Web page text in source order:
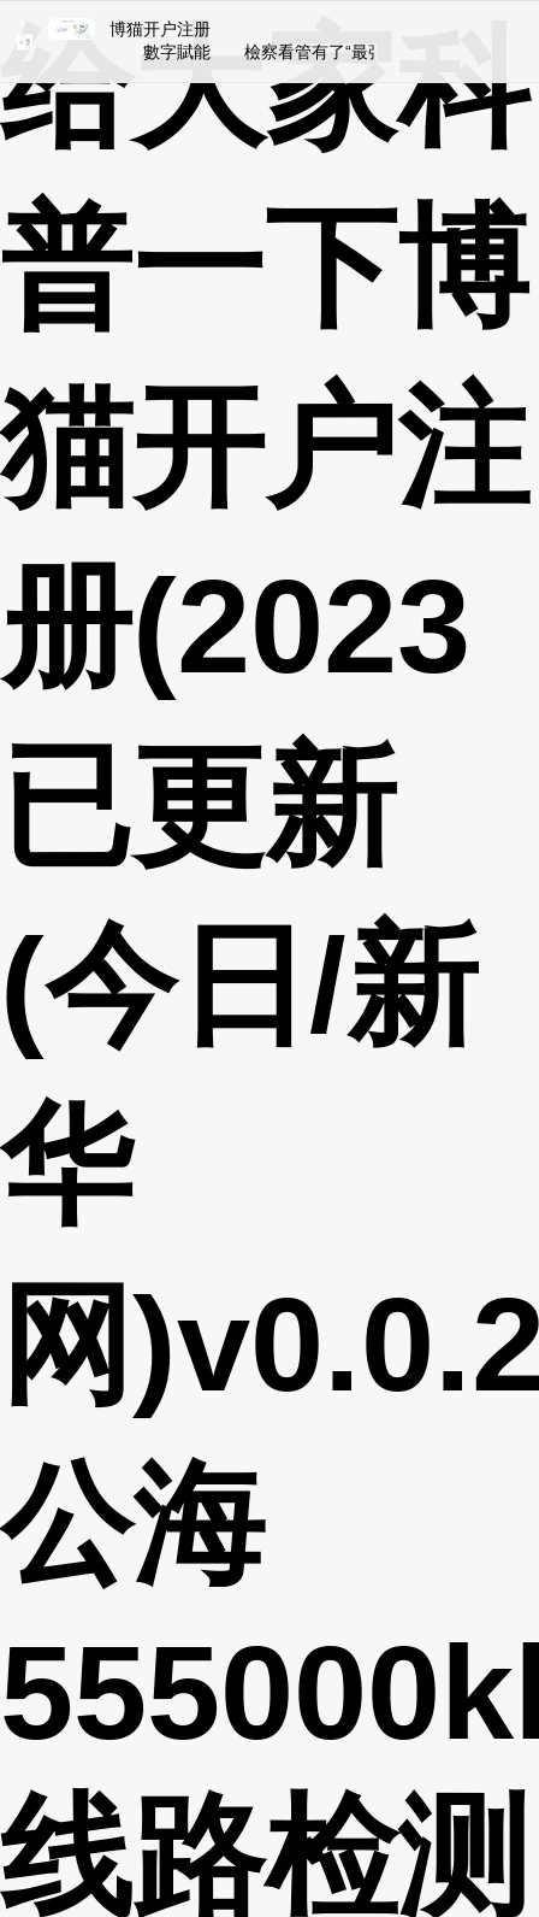
给大家科
普一下博
猫开户注
册(2023
已更新
(今日/新
华
网
公海
线路检测
博猫开户注册
數字賦能 檢察看管有了“最強大腦” 浙江鞭策法